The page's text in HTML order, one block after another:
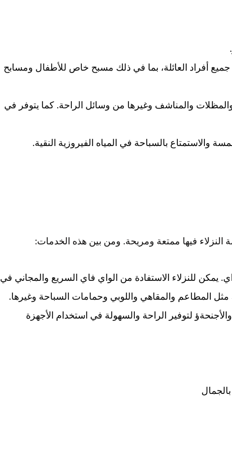
أفراد العائلة، بما في ذلك مسبح خاص للأطفال ومسابح
والمناشف وغيرها من وسائل الراحة. كما يتوفر في
والاستمتاع بالسباحة في المياه الفيروزية النقية.
النزلاء فيها ممتعة ومريحة. ومن بين هذه الخدمات:
يمكن للنزلاء الاستفادة من الواي فاي السريع والمجاني في
مثل المطاعم والمقاهي واللوبي وحمامات السباحة وغيرها.
لتوفير الراحة والسهولة في استخدام الأجهزة